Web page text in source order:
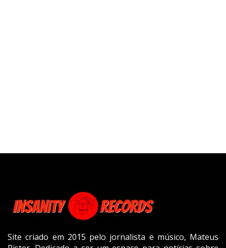
Site criado em 2015 pelo jornalista e músico, Mateus